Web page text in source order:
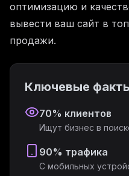
оптимизацию и
вывести ваш сайт в
продажи.
Ключевые
70% клиентов
Ищут бизнес в
90% трафика
С мобильных